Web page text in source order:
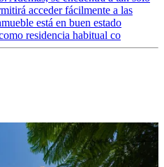
acceder fácilmente a las
está en buen estado
residencia habitual co